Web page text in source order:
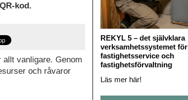
kod.
vanligare. Genom
och råvaror
REKYL 5 – det självklara
verksamhetssystemet för
fastighetsservice och
fastighetsförvaltning
Läs mer här!